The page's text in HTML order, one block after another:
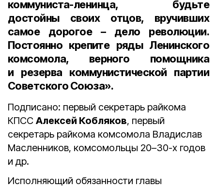
коммуниста-ленинца, будьте
достойны своих отцов, вручивших
самое дорогое – дело революции.
Постоянно крепите ряды Ленинского
комсомола, верного помощника
и резерва коммунистической партии
Советского Союза».
Подписано: первый секретарь райкома
КПСС Алексей Кобляков, первый
секретарь райкома комсомола Владислав
Масленников, комсомольцы 20–30-х годов
и др.
Исполняющий обязанности главы